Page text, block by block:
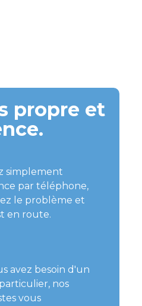
propre et
simplement
par téléphone,
le problème et
en route.
avez besoin d'un
nos
vous